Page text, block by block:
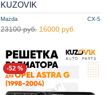
Mazda CX-5
KUZOVIK
23100 руб. 16000 руб.
-52 %